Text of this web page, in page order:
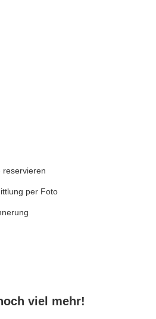
reservieren
per Foto
viel mehr!